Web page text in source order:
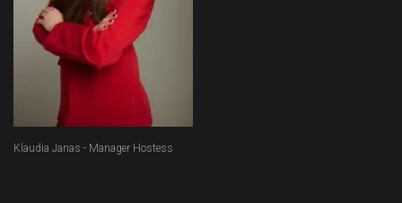
Klaudia Janas - Manager Hostess